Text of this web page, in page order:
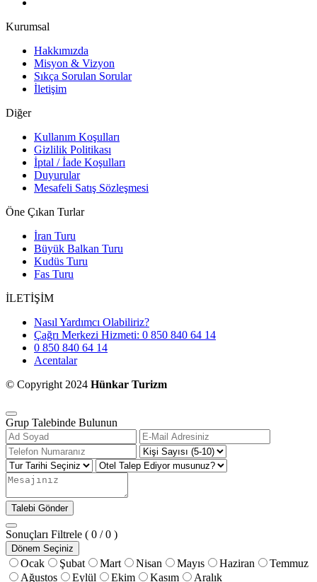
Kurumsal
Hakkımızda
Misyon & Vizyon
Sıkça Sorulan Sorular
İletişim
Diğer
Kullanım Koşulları
Gizlilik Politikası
İptal / İade Koşulları
Duyurular
Mesafeli Satış Sözleşmesi
Öne Çıkan Turlar
İran Turu
Büyük Balkan Turu
Kudüs Turu
Fas Turu
İLETİŞİM
Nasıl Yardımcı Olabiliriz?
Çağrı Merkezi Hizmeti: 0 850 840 64 14
0 850 840 64 14
Acentalar
© Copyright 2024 Hünkar Turizm
Grup Talebinde Bulunun
Talebi Gönder
Sonuçları Filtrele ( 0 / 0 )
Dönem Seçiniz
Ocak Şubat Mart Nisan Mayıs Haziran
Temmuz
Ağustos
Eylül Ekim Kasım Aralık